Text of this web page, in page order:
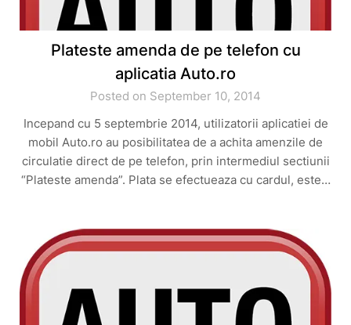
Plateste amenda de pe telefon cu
aplicatia Auto.ro
Posted on September 10, 2014
Incepand cu 5 septembrie 2014, utilizatorii aplicatiei de
mobil Auto.ro au posibilitatea de a achita amenzile de
circulatie direct de pe telefon, prin intermediul sectiunii
“Plateste amenda”. Plata se efectueaza cu cardul, este…